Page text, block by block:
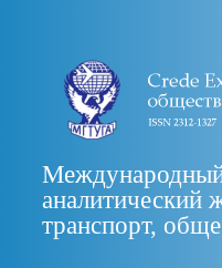
аналитический
транспорт,